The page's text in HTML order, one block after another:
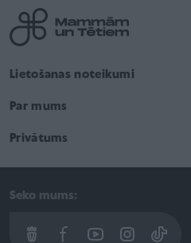
Lietošanas noteikumi
Par mums
Privātums
Seko mums: